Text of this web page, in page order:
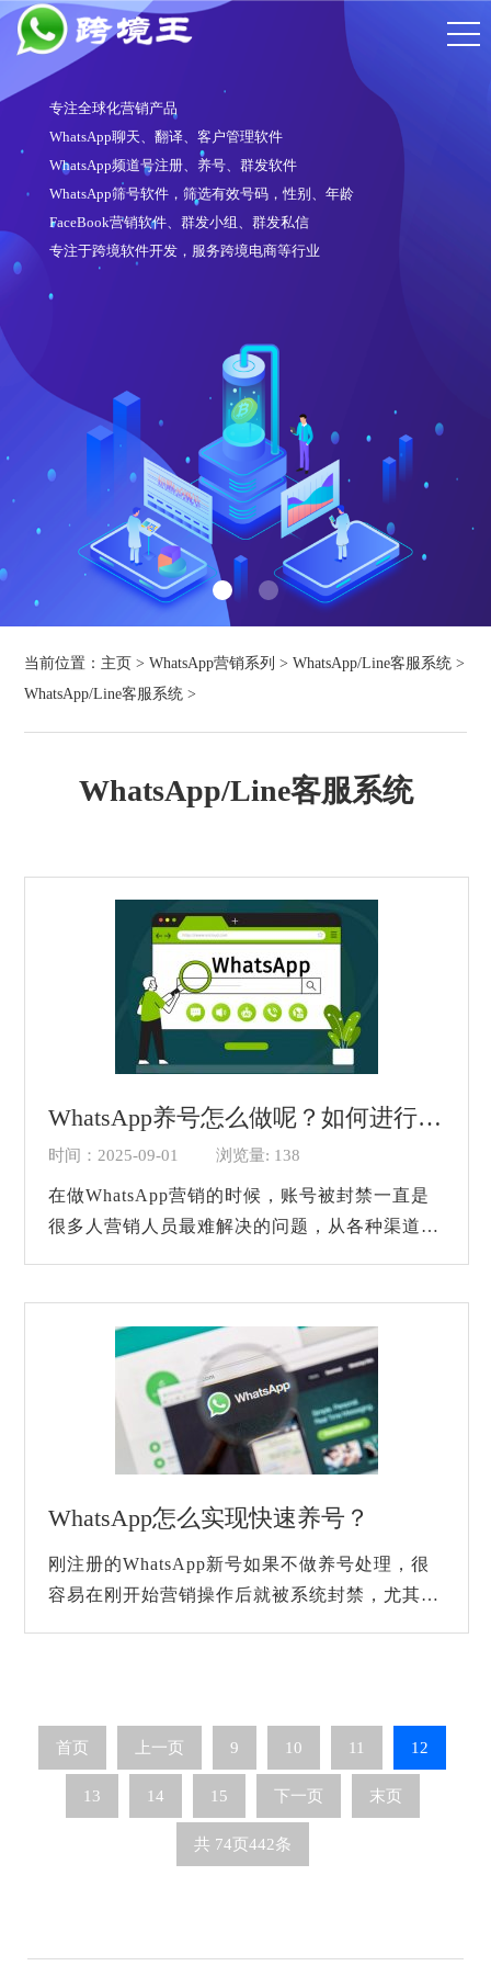
专注全球化营销产品
WhatsApp聊天、翻译、客户管理软件
WhatsApp频道号注册、养号、群发软件
WhatsApp筛号软件，筛选有效号码，性别、年龄
FaceBook营销软件、群发小组、群发私信
专注于跨境软件开发，服务跨境电商等行业
当前位置： 主页 >WhatsApp营销系列 >WhatsApp/Line客服系统 >
WhatsApp/Line客服系统 >
WhatsApp/Line客服系统
WhatsApp养号怎么做呢？如何进行养号？
时间：2025-09-01 浏览量: 138
在做WhatsApp营销的时候，账号被封禁一直是
很多人营销人员最难解决的问题，从各种渠道好
WhatsApp怎么实现快速养号？
刚注册的WhatsApp新号如果不做养号处理，很
容易在刚开始营销操作后就被系统封禁，尤其是
首页 上一页 9 10 11 12
13 14 15 下一页 末页
共 74页442条